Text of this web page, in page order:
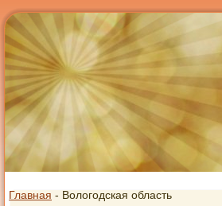
Главная - Вологодская область